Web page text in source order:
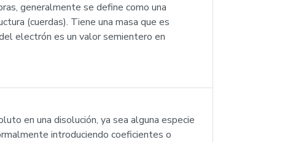
generalmente se define como una
(cuerdas). Tiene una masa que es
electrón es un valor semientero en
en una disolución, ya sea alguna especie
introduciendo coeficientes o